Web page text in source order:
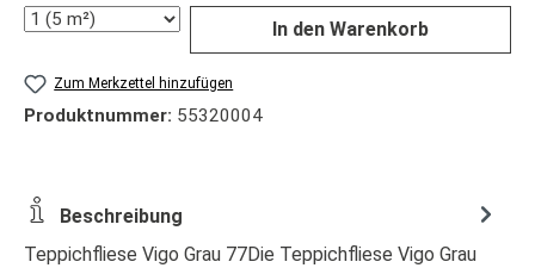
Anzahl In den Warenkorb
Zum Merkzettel hinzufügen
Produktnummer: 55320004
Beschreibung
Teppichfliese Vigo Grau 77Die Teppichfliese Vigo Grau